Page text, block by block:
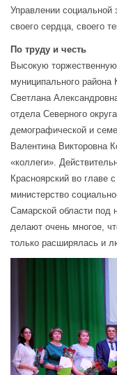
Управлении социальной
своего сердца, своего
По труду и честь
Высокую
муниципального
Светлана
отдела Северного
демографической и
Валентина Викторовна
«коллеги».
Красноярский во
министерство
Самарской области
делают очень многое,
только расширялась и